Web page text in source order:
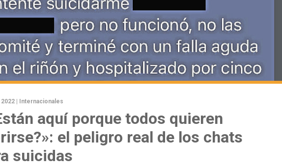
| Internacionales
aquí porque todos quieren
el peligro real de los chats
suicidas